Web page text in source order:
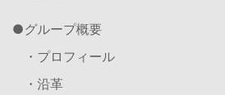
グループ概要
・プロフィール
・沿革